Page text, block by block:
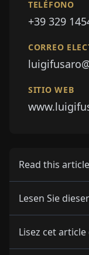
TELÉFONO
+39 329
CORREO
SITIO WEB
Read this
Lesen Sie
Lisez cet article